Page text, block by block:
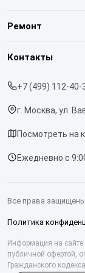
О нашем сервисе
Срочный ремонт
Доставка и
Диагностика
Контакты
Ремонт
Кофемашин
Винных шкафов
Вакууматоров
Вытяжек
Контакты
+7 (499) 112-40-
г. Москва, ул.
Посмотреть на
Ежедневно с
Все права
Политика
Информация на сайте
публичной офертой,
Гражданского